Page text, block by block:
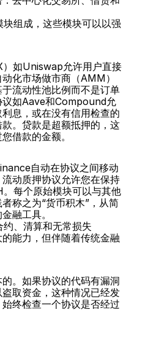
组成，这些模块可以以强
如Uniswap允许用户直接
化市场做市商（AMM）
流动性池比例而不是订单
议如Aave和Compound允
息，或在没有信用检查的
。贷款是超额抵押的，这
借款的金额。
自动在协议之间移动
动质押协议允许您在保持
每个原始模块可以与其他
称之为“货币积木”，从简
融工具。
、清算和无常损失
能力，但伴随着传统金融
。如果协议的代码有漏洞
取资金，这种情况已经发
终检查一个协议是否经过